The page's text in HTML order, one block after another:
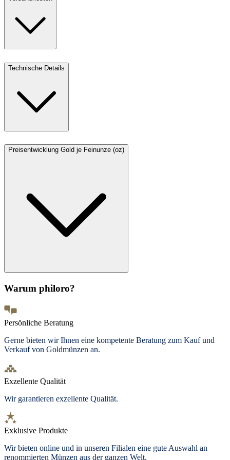
Technische Details
Preisentwicklung Gold je Feinunze (oz)
Warum philoro?
Persönliche Beratung
Gerne bieten wir Ihnen eine kompetente Beratung zum Kauf und
Verkauf von Goldmünzen an.
Exzellente Qualität
Wir garantieren exzellente Qualität.
Exklusive Produkte
Wir bieten online und in unseren Filialen eine gute Auswahl an
renommierten Münzen aus der ganzen Welt.